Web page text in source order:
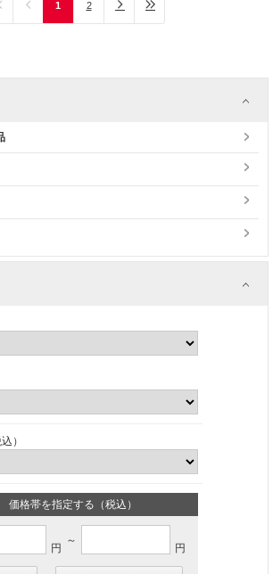
1 2
）
価格帯を指定する（税込）
円
～
円